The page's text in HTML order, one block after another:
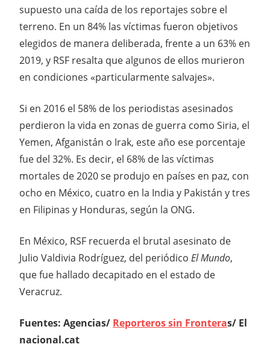
supuesto una caída de los reportajes sobre el
terreno. En un 84% las víctimas fueron objetivos
elegidos de manera deliberada, frente a un 63% en
2019, y RSF resalta que algunos de ellos murieron
en condiciones «particularmente salvajes».
Si en 2016 el 58% de los periodistas asesinados
perdieron la vida en zonas de guerra como Siria, el
Yemen, Afganistán o Irak, este año ese porcentaje
fue del 32%. Es decir, el 68% de las víctimas
mortales de 2020 se produjo en países en paz, con
ocho en México, cuatro en la India y Pakistán y tres
en Filipinas y Honduras, según la ONG.
En México, RSF recuerda el brutal asesinato de
Julio Valdivia Rodríguez, del periódico El Mundo,
que fue hallado decapitado en el estado de
Veracruz.
Fuentes: Agencias/ Reporteros sin Fronteras/ El
nacional.cat